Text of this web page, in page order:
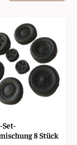
Set-
8 Stück